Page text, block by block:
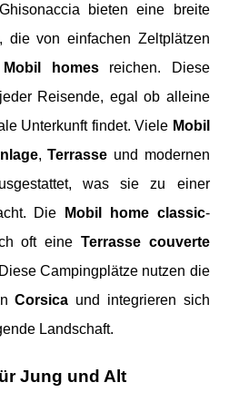
bieten eine breite
die von einfachen Zeltplätzen
Mobil homesreichen. Diese
Reisende, egal ob alleine
Unterkunft findet. Viele Mobil
,Terrasse und modernen
was sie zu einer
Die
Mobil home classic-
oft eine Terrasse couverte
Campingplätze nutzen die
Corsica und integrieren sich
Landschaft.
Jung und Alt